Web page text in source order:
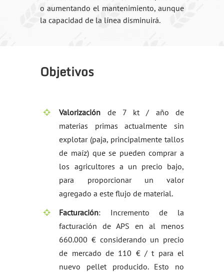
o aumentando el mantenimiento, aunque
la capacidad de la línea disminuirá.
Objetivos
Valorización de 7 kt / año de
materias primas actualmente sin
explotar (paja, principalmente tallos
de maíz) que se pueden comprar a
los agricultores a un precio bajo,
para proporcionar un valor
agregado a este flujo de material.
Facturación: Incremento de la
facturación de APS en al menos
660.000 € considerando un precio
de mercado de 110 € / t para el
nuevo pellet producido. Esto no